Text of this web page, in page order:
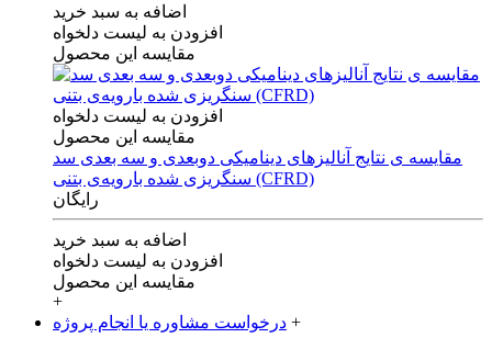
اضافه به سبد خرید
افزودن به لیست دلخواه
مقایسه این محصول
افزودن به لیست دلخواه
مقایسه این محصول
مقایسه ی‌ نتایج آنالیزهای‌ دینامیکی‌ دوبعدی‌ و‌ سه بعدی‌ سد
سنگریزی‌ شده با‌رویه‌ی‌ بتنی‌ (CFRD)
رایگان
اضافه به سبد خرید
افزودن به لیست دلخواه
مقایسه این محصول
+
درخواست مشاوره یا انجام پروژه +